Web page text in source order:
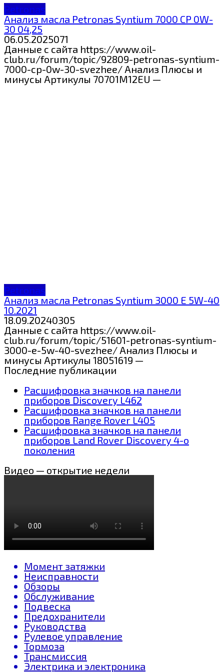
Petronas
Анализ масла Petronas Syntium 7000 CP 0W-
30 04,25
06.05.2025071
Данные с сайта https://www.oil-
club.ru/forum/topic/92809-petronas-syntium-
7000-cp-0w-30-svezhee/ Анализ Плюсы и
минусы Артикулы 70701M12EU —
Petronas
Анализ масла Petronas Syntium 3000 E 5W-40
10.2021
18.09.20240305
Данные с сайта https://www.oil-
club.ru/forum/topic/51601-petronas-syntium-
3000-e-5w-40-svezhee/ Анализ Плюсы и
минусы Артикулы 18051619 —
Последние публикации
Расшифровка значков на панели
приборов Discovery L462
Расшифровка значков на панели
приборов Range Rover L405
Расшифровка значков на панели
приборов Land Rover Discovery 4-о
поколения
Видео — открытие недели
Момент затяжки
Неисправности
Обзоры
Обслуживание
Подвеска
Предохранители
Руководства
Рулевое управление
Тормоза
Трансмиссия
Электрика и электроника